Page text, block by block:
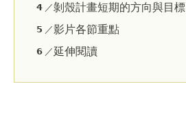
𝟰 ／剝殼計畫短期的方向與目標
𝟱 ／影片各節重點
𝟲 ／延伸閱讀